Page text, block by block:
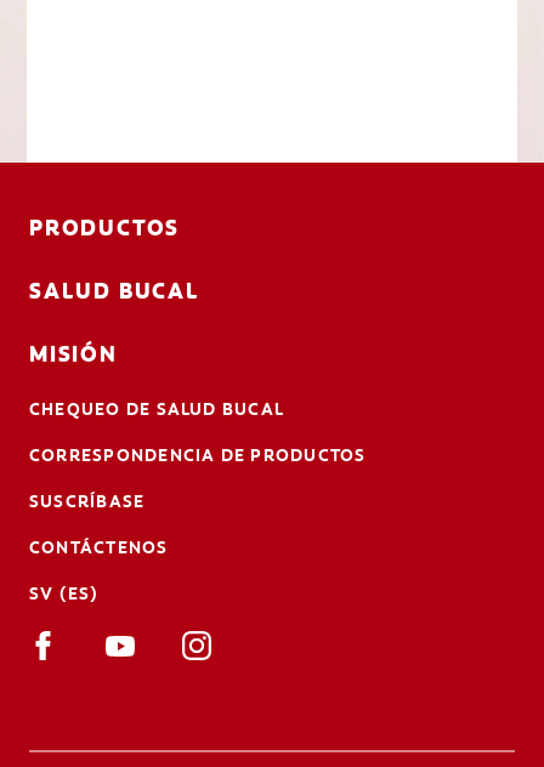
PRODUCTOS
SALUD BUCAL
MISIÓN
CHEQUEO DE SALUD BUCAL
CORRESPONDENCIA DE PRODUCTOS
SUSCRÍBASE
CONTÁCTENOS
SV (ES)